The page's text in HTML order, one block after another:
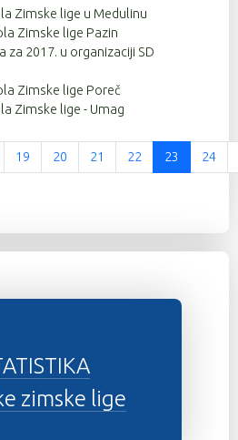
Zimske lige u Medulinu
Zimske lige Pazin
za 2017. u organizaciji SD
Zimske lige Poreč
Zimske lige - Umag
Stranica 23 od 37
19 20 21 22 23 24
zimske lige